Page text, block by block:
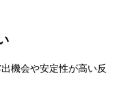
機会や安定性が高い反